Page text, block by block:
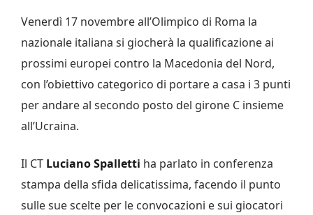
Venerdì 17 novembre all’Olimpico di Roma la
nazionale italiana si giocherà la qualificazione ai
prossimi europei contro la Macedonia del Nord,
con l’obiettivo categorico di portare a casa i 3 punti
per andare al secondo posto del girone C insieme
all’Ucraina.
Il CT Luciano Spalletti ha parlato in conferenza
stampa della sfida delicatissima, facendo il punto
sulle sue scelte per le convocazioni e sui giocatori